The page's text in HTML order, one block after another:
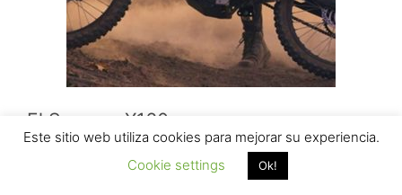
El Segway X160 es
definitivamente revolucionario en el
panorama de la movilidad personal. Es
Este sitio web utiliza cookies para mejorar su experiencia.
Cookie settings
Ok!